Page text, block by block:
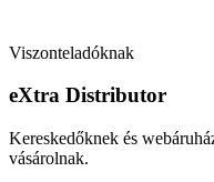
Viszonteladóknak
eXtra Distributor
Kereskedőknek és
vásárolnak.